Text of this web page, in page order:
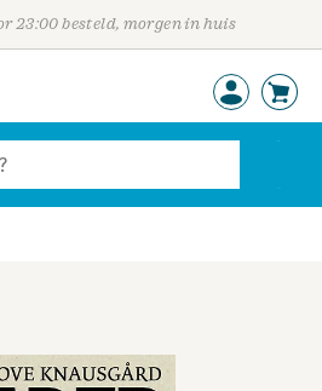
23:00 besteld, morgen in huis